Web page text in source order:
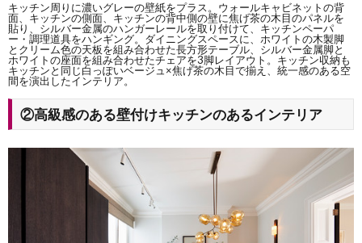
キッチン周りに濃いグレーの壁紙をプラス。ウォールキャビネットの背
面、キッチンの側面、キッチンの背中側の壁に焦げ茶の木目のパネルを
貼り、シルバー金属のハンガーレールを取り付けて、キッチンペーパ
ー・調理道具をハンギング。ダイニングスペースに、ホワイトの木製脚
とクリーム色の天板を組み合わせた長方形テーブル、シルバー金属脚と
ホワイトの座面を組み合わせたチェアを3脚レイアウト。キッチン収納も
キッチンと同じ白っぽいベージュ×焦げ茶の木目で揃え、統一感のある空
間を演出したインテリア。
②高級感のある壁付けキッチンのあるインテリア